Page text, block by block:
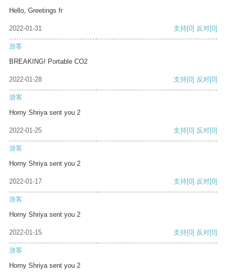
Hello, Greetings fr
2022-01-31 支持[0] 反对[0]
游客
BREAKING! Portable CO2
2022-01-28 支持[0] 反对[0]
游客
Horny Shriya sent you 2
2022-01-25 支持[0] 反对[0]
游客
Horny Shriya sent you 2
2022-01-17 支持[0] 反对[0]
游客
Horny Shriya sent you 2
2022-01-15 支持[0] 反对[0]
游客
Horny Shriya sent you 2